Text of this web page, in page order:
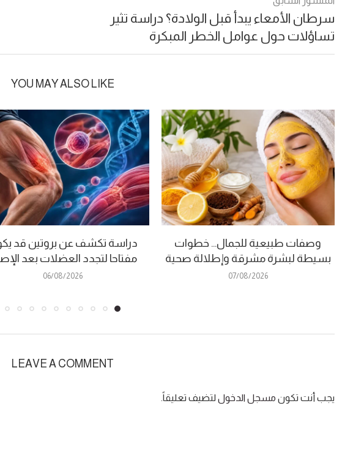
سرطان الأمعاء يبدأ قبل الولادة؟ دراسة تثير
تساؤلات حول عوامل الخطر المبكرة
YOU MAY ALSO LIKE
وصفات طبيعية للجمال… خطوات
بسيطة لبشرة مشرقة وإطلالة صحية
07/08/2026
دراسة تكشف عن بروتين قد
مفتاحا لتجدد العضلات بعد
06/08/2026
LEAVE A COMMENT
يجب أنت تكون مسجل الدخول لتضيف تعليقاً.